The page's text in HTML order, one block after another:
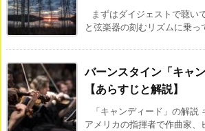
まずはダイジェストで聴い
と弦楽器の刻むリズムに乗っ
バーンスタイン「キャ
【あらすじと解説】
「キャンディード」の解説
アメリカの指揮者で作曲家、